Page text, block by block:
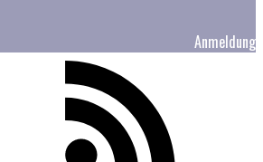
Anmeldung